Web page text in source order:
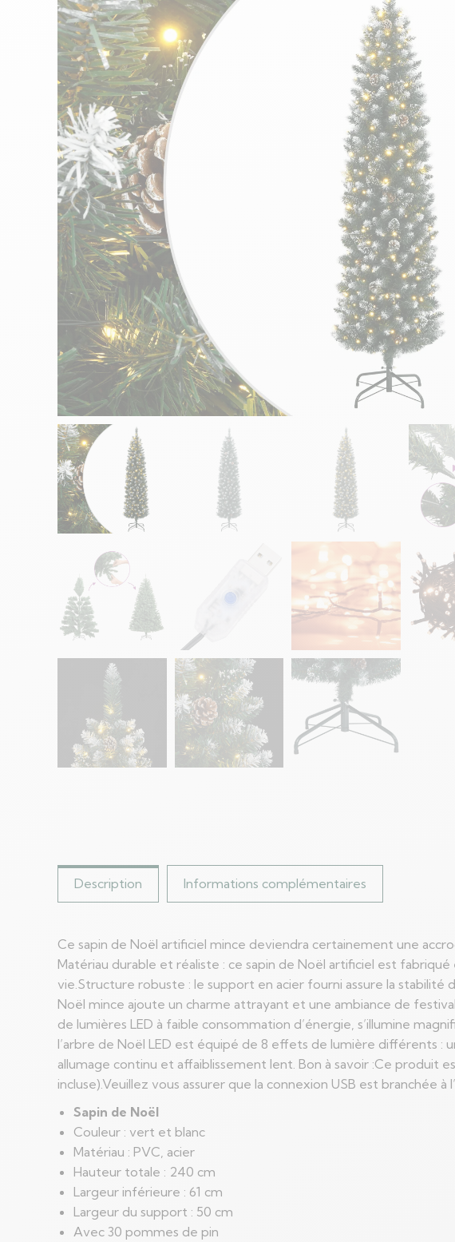
Description
Informations complémentaires
Ce sapin de Noël artificiel mince deviendra certainement une
Matériau durable et réaliste : ce sapin de Noël artificiel est
vie.Structure robuste : le support en acier fourni assure la
Noël mince ajoute un charme attrayant et une ambiance de
de lumières LED à faible consommation d’énergie, s’illumine
l’arbre de Noël LED est équipé de 8 effets de lumière différents :
allumage continu et affaiblissement lent. Bon à savoir :Ce produit
incluse).Veuillez vous assurer que la connexion USB est branchée
Sapin de Noël
Couleur : vert et blanc
Matériau : PVC, acier
Hauteur totale : 240 cm
Largeur inférieure : 61 cm
Largeur du support : 50 cm
Avec 30 pommes de pin